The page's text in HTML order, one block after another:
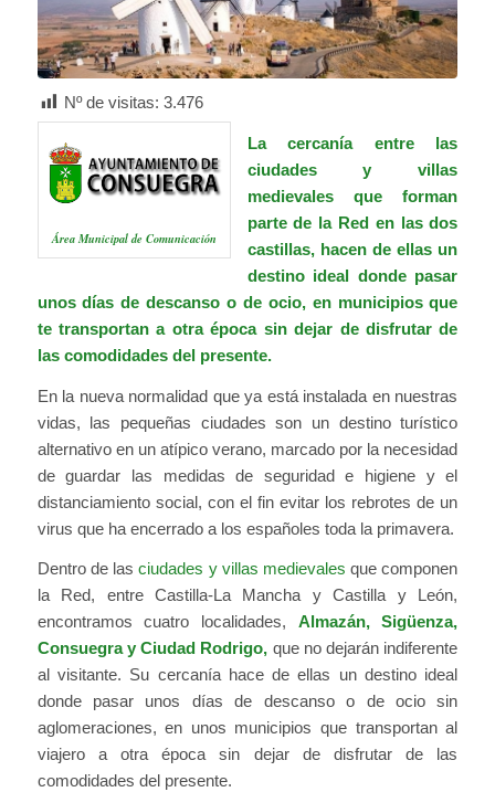
Nº de visitas: 3.476
Área Municipal de Comunicación
La cercanía entre las
ciudades y villas
medievales que forman
parte de la Red en las dos
castillas, hacen de ellas un
destino ideal donde pasar
unos días de descanso o de ocio, en municipios que
te transportan a otra época sin dejar de disfrutar de
las comodidades del presente.
En la nueva normalidad que ya está instalada en nuestras
vidas, las pequeñas ciudades son un destino turístico
alternativo en un atípico verano, marcado por la necesidad
de guardar las medidas de seguridad e higiene y el
distanciamiento social, con el fin evitar los rebrotes de un
virus que ha encerrado a los españoles toda la primavera.
Dentro de lasciudades y villas medievales que componen
la Red, entre Castilla-La Mancha y Castilla y León,
encontramos cuatro localidades, Almazán, Sigüenza,
Consuegra y Ciudad Rodrigo, que no dejarán indiferente
al visitante. Su cercanía hace de ellas un destino ideal
donde pasar unos días de descanso o de ocio sin
aglomeraciones, en unos municipios que transportan al
viajero a otra época sin dejar de disfrutar de las
comodidades del presente.